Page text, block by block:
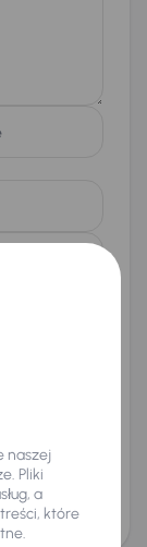
z rezerwacją
z siedzibą
i przetwarzać
danych
naszej
Pliki
a
które